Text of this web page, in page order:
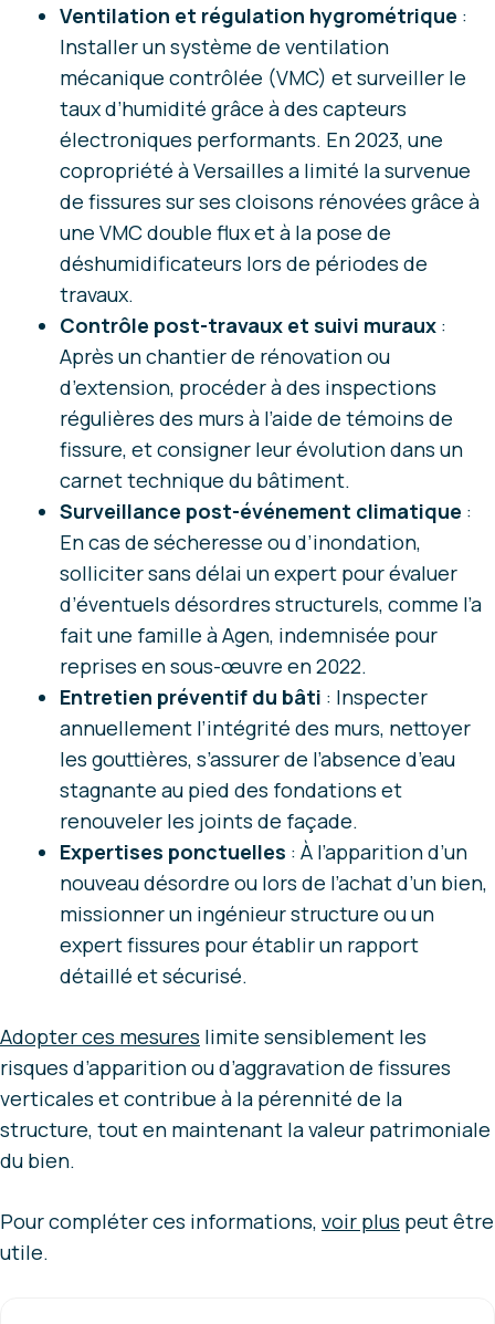
Ventilation et régulation hygrométrique :
Installer un système de ventilation
mécanique contrôlée (VMC) et surveiller le
taux d’humidité grâce à des capteurs
électroniques performants. En 2023, une
copropriété à Versailles a limité la survenue
de fissures sur ses cloisons rénovées grâce à
une VMC double flux et à la pose de
déshumidificateurs lors de périodes de
travaux.
Contrôle post-travaux et suivi muraux :
Après un chantier de rénovation ou
d’extension, procéder à des inspections
régulières des murs à l’aide de témoins de
fissure, et consigner leur évolution dans un
carnet technique du bâtiment.
Surveillance post-événement climatique :
En cas de sécheresse ou d’inondation,
solliciter sans délai un expert pour évaluer
d’éventuels désordres structurels, comme l’a
fait une famille à Agen, indemnisée pour
reprises en sous-œuvre en 2022.
Entretien préventif du bâti : Inspecter
annuellement l’intégrité des murs, nettoyer
les gouttières, s’assurer de l’absence d’eau
stagnante au pied des fondations et
renouveler les joints de façade.
Expertises ponctuelles : À l’apparition d’un
nouveau désordre ou lors de l’achat d’un bien,
missionner un ingénieur structure ou un
expert fissures pour établir un rapport
détaillé et sécurisé.
Adopter ces mesures limite sensiblement les
risques d’apparition ou d’aggravation de fissures
verticales et contribue à la pérennité de la
structure, tout en maintenant la valeur patrimoniale
du bien.
Pour compléter ces informations, voir plus peut être
utile.